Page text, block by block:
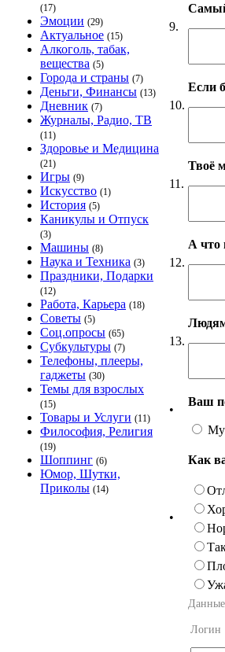
(17)
Эмоции (29)
Актуальное (15)
Алкоголь, табак,
вещества (5)
Города и страны (7)
Деньги, Финансы (13)
Дневник (7)
Журналы, Радио, ТВ
(11)
Здоровье и Медицина
(21)
Игры (9)
Искусство (1)
История (5)
Каникулы и Отпуск
(3)
Машины (8)
Наука и Техника (3)
Праздники, Подарки
(12)
Работа, Карьера (18)
Советы (5)
Соц.опросы (65)
Субкультуры (7)
Телефоны, плееры,
гаджеты (30)
Темы для взрослых
(15)
Товары и Услуги (11)
Философия, Религия
(19)
Шоппинг (6)
Юмор, Шутки,
Приколы (14)
9.
10.
Если
11.
Твоё
12.
А что
13.
Людям
•
Ваш
•
Как
Данные
Логин